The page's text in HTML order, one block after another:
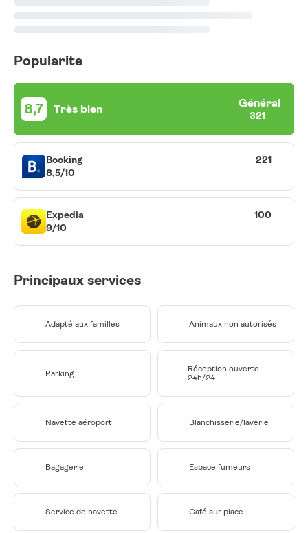
Popularite
8,7 Très bien Général
321
Booking
8,5/10
221
Expedia
9/10
100
Principaux services
Adapté aux familles Animaux non autorisés
Parking
Réception ouverte
24h/24
Navette aéroport Blanchisserie/laverie
Bagagerie Espace fumeurs
Service de navette Café sur place